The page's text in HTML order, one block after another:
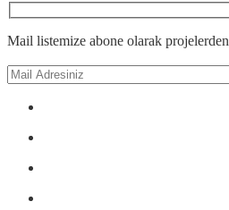
Mail listemize abone olarak